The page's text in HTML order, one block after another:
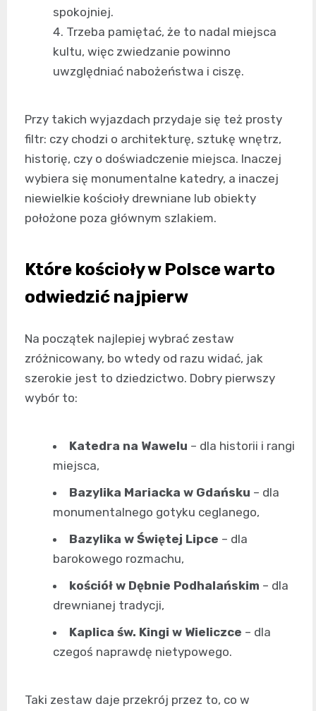
spokojniej.
Trzeba pamiętać, że to nadal miejsca
kultu, więc zwiedzanie powinno
uwzględniać nabożeństwa i ciszę.
Przy takich wyjazdach przydaje się też prosty
filtr: czy chodzi o architekturę, sztukę wnętrz,
historię, czy o doświadczenie miejsca. Inaczej
wybiera się monumentalne katedry, a inaczej
niewielkie kościoły drewniane lub obiekty
położone poza głównym szlakiem.
Które kościoły w Polsce warto
odwiedzić najpierw
Na początek najlepiej wybrać zestaw
zróżnicowany, bo wtedy od razu widać, jak
szerokie jest to dziedzictwo. Dobry pierwszy
wybór to:
Katedra na Wawelu – dla historii i rangi
miejsca,
Bazylika Mariacka w Gdańsku – dla
monumentalnego gotyku ceglanego,
Bazylika w Świętej Lipce – dla
barokowego rozmachu,
kościół w Dębnie Podhalańskim – dla
drewnianej tradycji,
Kaplica św. Kingi w Wieliczce – dla
czegoś naprawdę nietypowego.
Taki zestaw daje przekrój przez to, co w